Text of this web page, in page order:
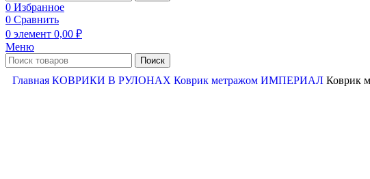
0 Избранное
0 Сравнить
0 элемент 0,00 ₽
Меню
Поиск
Главная КОВРИКИ В РУЛОНАХ Коврик метражом ИМПЕРИАЛ Коврик